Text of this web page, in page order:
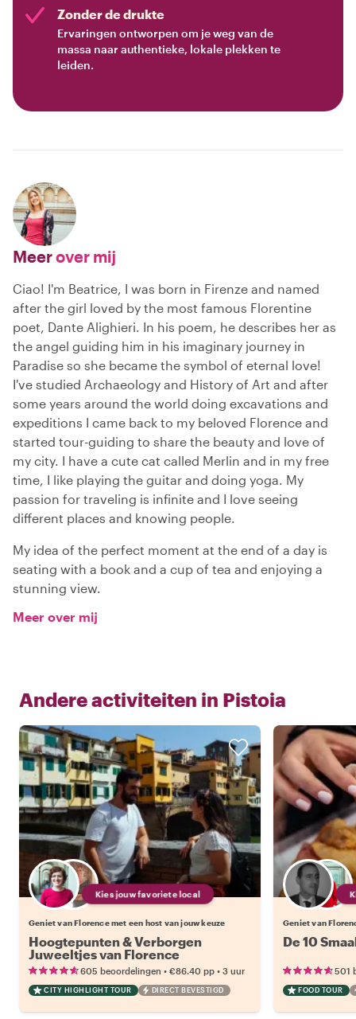
Zonder de drukte
Ervaringen ontworpen om je weg van de
massa naar authentieke, lokale plekken te
leiden.
Meerover mij
Ciao! I'm Beatrice, I was born in Firenze and named
after the girl loved by the most famous Florentine
poet, Dante Alighieri. In his poem, he describes her as
the angel guiding him in his imaginary journey in
Paradise so she became the symbol of eternal love!
I've studied Archaeology and History of Art and after
some years around the world doing excavations and
expeditions I came back to my beloved Florence and
started tour-guiding to share the beauty and love of
my city. I have a cute cat called Merlin and in my free
time, I like playing the guitar and doing yoga. My
passion for traveling is infinite and I love seeing
different places and knowing people.
My idea of the perfect moment at the end of a day is
seating with a book and a cup of tea and enjoying a
stunning view.
Meer over mij
Andere activiteiten in Pistoia
Kies jouw favoriete local
Geniet van Florence met een host van jouw keuze
Hoogtepunten & Verborgen
Juweeltjes van Florence
605 beoordelingen • €86.40 pp • 3 uur
CITY HIGHLIGHT TOUR DIRECT BEVESTIGD
Geniet van
De 10
501
FOOD TOUR